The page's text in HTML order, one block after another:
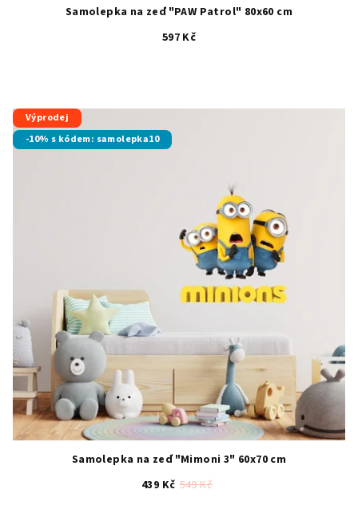
Samolepka na zeď "PAW Patrol" 80x60 cm
597 Kč
Výprodej
-10% s kódem: samolepka10
Samolepka na zeď "Mimoni 3" 60x70 cm
439 Kč 549 Kč